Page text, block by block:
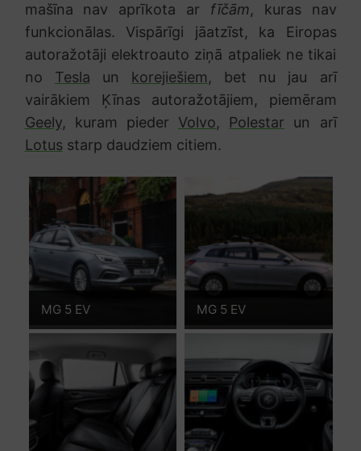
mašīna nav aprīkota ar fīčām, kuras nav
funkcionālas. Vispārīgi jāatzīst, ka Eiropas
autoražotāji elektroauto ziņā atpaliek ne tikai
no Tesla un korejiešiem, bet nu jau arī
vairākiem Ķīnas autoražotājiem, piemēram
Geely, kuram pieder Volvo, Polestar un arī
Lotusstarp daudziem citiem.
MG 5 EV MG 5 EV